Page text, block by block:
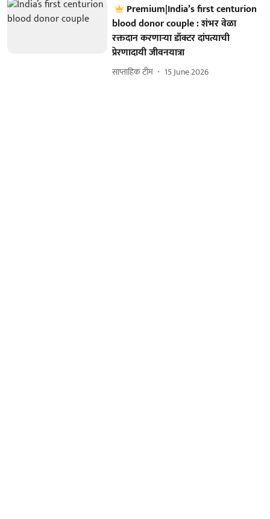
Premium|India’s first centurion
blood donor couple : शंभर वेळा
रक्तदान करणाऱ्या डॉक्टर दांपत्याची
प्रेरणादायी जीवनयात्रा
साप्ताहिक टीम 15 June 2026